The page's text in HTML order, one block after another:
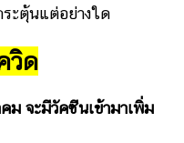
ะตุ้นแต่อย่างใด
วิด
ม จะมีวัคซีนเข้ามาเพิ่ม